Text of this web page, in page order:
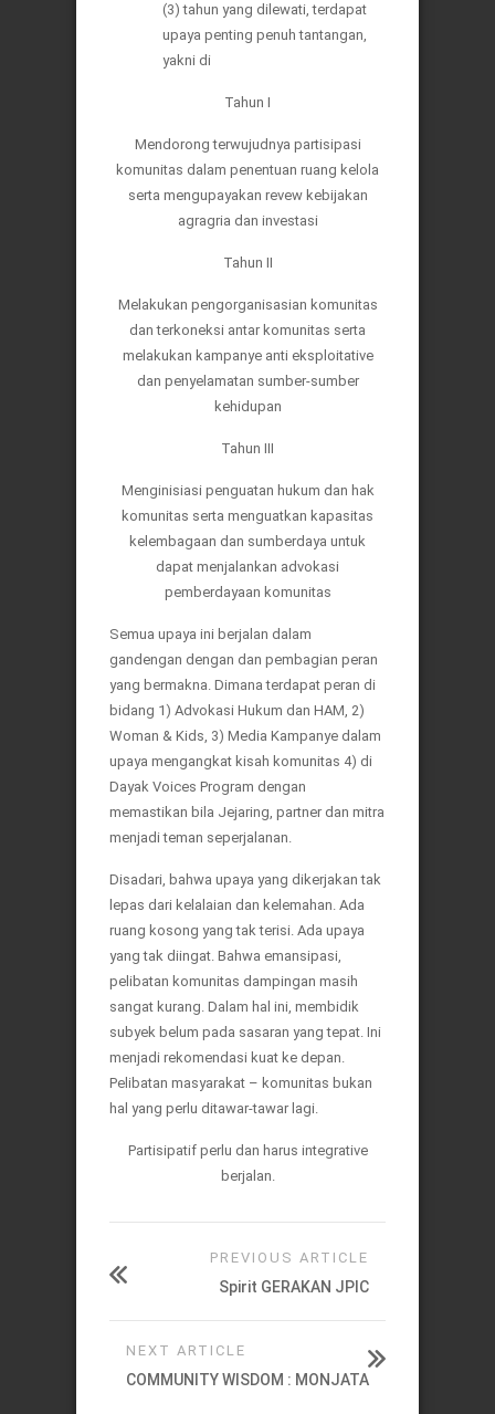
(3) tahun yang dilewati, terdapat
upaya penting penuh tantangan,
yakni di
Tahun I
Mendorong terwujudnya partisipasi
komunitas dalam penentuan ruang kelola
serta mengupayakan revew kebijakan
agragria dan investasi
Tahun II
Melakukan pengorganisasian komunitas
dan terkoneksi antar komunitas serta
melakukan kampanye anti eksploitative
dan penyelamatan sumber-sumber
kehidupan
Tahun III
Menginisiasi penguatan hukum dan hak
komunitas serta menguatkan kapasitas
kelembagaan dan sumberdaya untuk
dapat menjalankan advokasi
pemberdayaan komunitas
Semua upaya ini berjalan dalam
gandengan dengan dan pembagian peran
yang bermakna. Dimana terdapat peran di
bidang 1) Advokasi Hukum dan HAM, 2)
Woman & Kids, 3) Media Kampanye dalam
upaya mengangkat kisah komunitas 4) di
Dayak Voices Program dengan
memastikan bila Jejaring, partner dan mitra
menjadi teman seperjalanan.
Disadari, bahwa upaya yang dikerjakan tak
lepas dari kelalaian dan kelemahan. Ada
ruang kosong yang tak terisi. Ada upaya
yang tak diingat. Bahwa emansipasi,
pelibatan komunitas dampingan masih
sangat kurang. Dalam hal ini, membidik
subyek belum pada sasaran yang tepat. Ini
menjadi rekomendasi kuat ke depan.
Pelibatan masyarakat – komunitas bukan
hal yang perlu ditawar-tawar lagi.
Partisipatif perlu dan harus integrative
berjalan.
PREVIOUS ARTICLE
Spirit GERAKAN JPIC
NEXT ARTICLE
COMMUNITY WISDOM : MONJATA